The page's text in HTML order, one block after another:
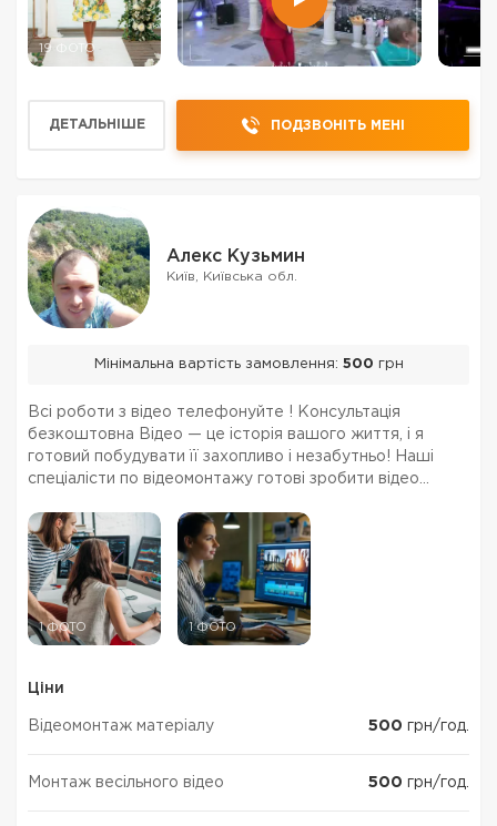
19 ФОТО
ДЕТАЛЬНІШЕ ПОДЗВОНІТЬ МЕНІ
Алекс Кузьмин
Київ, Київська обл.
Мінімальна вартість замовлення: 500 грн
Всі роботи з відео телефонуйте ! Консультація
безкоштовна Відео — це історія вашого життя, і я
готовий побудувати її захопливо і незабутньо! Наші
спеціалісти по відеомонтажу готові зробити відео
1 ФОТО 1 ФОТО
Ціни
Відеомонтаж матеріалу 500 грн/год.
Монтаж весільного відео 500 грн/год.